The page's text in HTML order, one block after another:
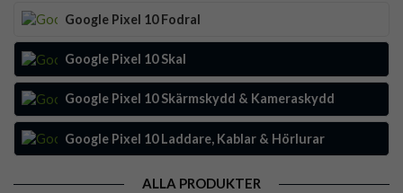
Google Pixel 10 Fodral
Google Pixel 10 Skal
Google Pixel 10 Skärmskydd & Kameraskydd
Google Pixel 10 Laddare, Kablar & Hörlurar
ALLA PRODUKTER